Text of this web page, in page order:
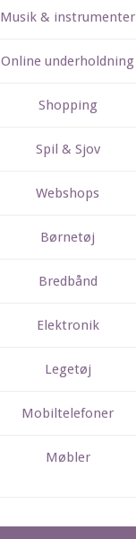
Musik & instrumenter
Online underholdning
Shopping
Spil & Sjov
Webshops
Børnetøj
Bredbånd
Elektronik
Legetøj
Mobiltelefoner
Møbler